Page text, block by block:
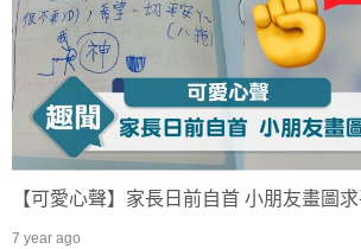
【可愛心聲】家長日前自首 小朋友畫圖
7 year ago